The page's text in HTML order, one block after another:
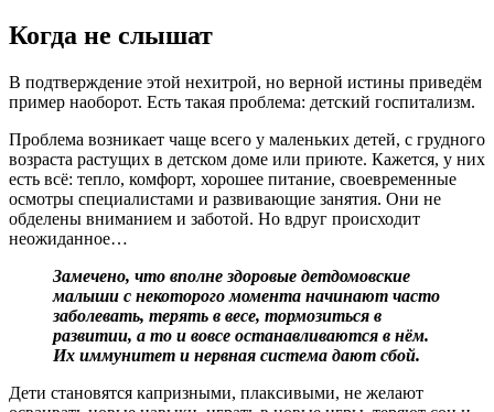
Когда не слышат
В подтверждение этой нехитрой, но верной истины приведём
пример наоборот. Есть такая проблема: детский госпитализм.
Проблема возникает чаще всего у маленьких детей, с грудного
возраста растущих в детском доме или приюте. Кажется, у них
есть всё: тепло, комфорт, хорошее питание, своевременные
осмотры специалистами и развивающие занятия. Они не
обделены вниманием и заботой. Но вдруг происходит
неожиданное…
Замечено, что вполне здоровые детдомовские
малыши с некоторого момента начинают часто
заболевать, терять в весе, тормозиться в
развитии, а то и вовсе останавливаются в нём.
Их иммунитет и нервная система дают сбой.
Дети становятся капризными, плаксивыми, не желают